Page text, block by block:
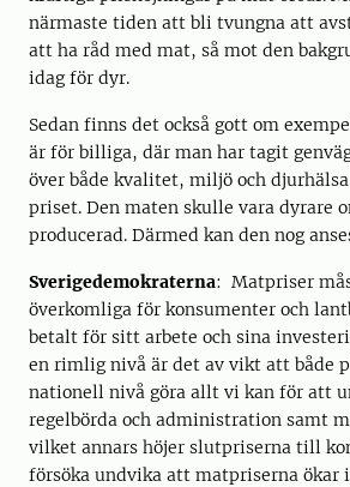
närmaste tiden att bli tvungna att
att ha råd med mat, så mot den
idag för dyr.
Sedan finns det också gott om
är för billiga, där man har tagit
över både kvalitet, miljö och
priset. Den maten skulle vara dyrare
producerad. Därmed kan den nog
Sverigedemokraterna: Matpriser
överkomliga för konsumenter och
betalt för sitt arbete och sina
en rimlig nivå är det av vikt att både
nationell nivå göra allt vi kan för att
regelbörda och administration samt
vilket annars höjer slutpriserna till
försöka undvika att matpriserna ökar